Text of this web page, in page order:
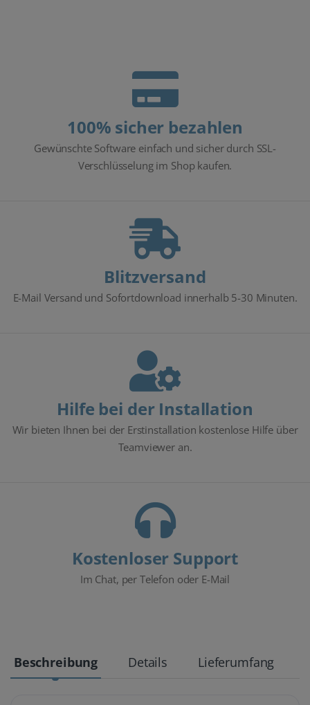
100% sicher bezahlen
Gewünschte Software einfach und sicher durch SSL-
Verschlüsselung im Shop kaufen.
Blitzversand
E-Mail Versand und Sofortdownload innerhalb 5-30 Minuten.
Hilfe bei der Installation
Wir bieten Ihnen bei der Erstinstallation kostenlose Hilfe über
Teamviewer an.
Kostenloser Support
Im Chat, per Telefon oder E-Mail
Beschreibung Details Lieferumfang